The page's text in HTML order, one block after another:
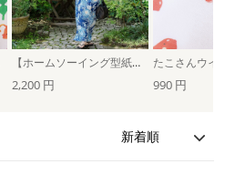
【ホームソーイング型紙シリーズ】No.061_対丈浴衣 たこさんウインナー
2,200 円 990 円